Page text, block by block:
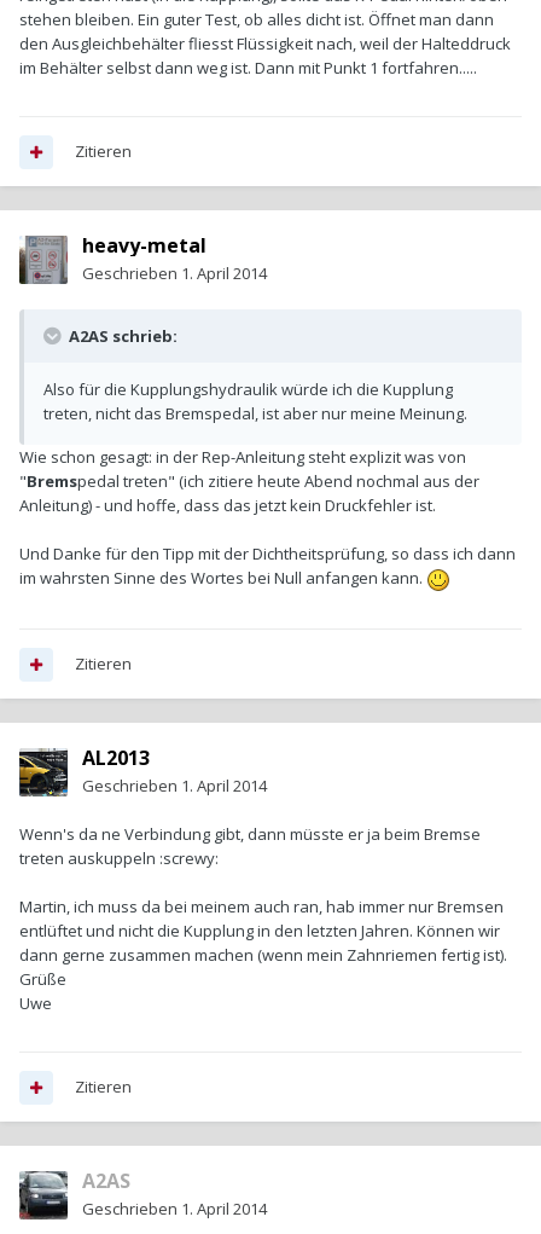
stehen bleiben. Ein guter Test, ob alles dicht ist. Öffnet man dann
den Ausgleichbehälter fliesst Flüssigkeit nach, weil der Halteddruck
im Behälter selbst dann weg ist. Dann mit Punkt 1 fortfahren.....
Zitieren
heavy-metal
Geschrieben 1. April 2014
A2AS schrieb:
Also für die Kupplungshydraulik würde ich die Kupplung
treten, nicht das Bremspedal, ist aber nur meine Meinung.
Wie schon gesagt: in der Rep-Anleitung steht explizit was von
"Bremspedal treten" (ich zitiere heute Abend nochmal aus der
Anleitung) - und hoffe, dass das jetzt kein Druckfehler ist.
Und Danke für den Tipp mit der Dichtheitsprüfung, so dass ich dann
im wahrsten Sinne des Wortes bei Null anfangen kann.
Zitieren
AL2013
Geschrieben 1. April 2014
Wenn's da ne Verbindung gibt, dann müsste er ja beim Bremse
treten auskuppeln :screwy:
Martin, ich muss da bei meinem auch ran, hab immer nur Bremsen
entlüftet und nicht die Kupplung in den letzten Jahren. Können wir
dann gerne zusammen machen (wenn mein Zahnriemen fertig ist).
Grüße
Uwe
Zitieren
A2AS
Geschrieben 1. April 2014